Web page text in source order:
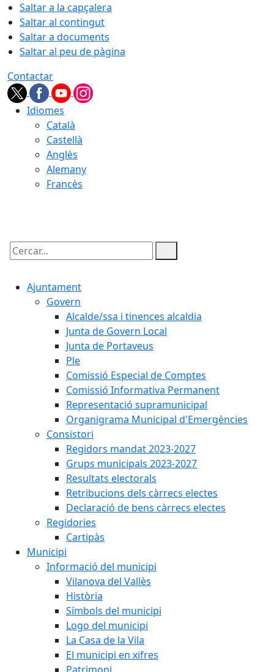
Saltar a la capçalera
Saltar al contingut
Saltar a documents
Saltar al peu de pàgina
Contactar
Idiomes
Català
Castellà
Anglès
Alemany
Francès
Cercar:
Ajuntament
Govern
Alcalde/ssa i tinences alcaldia
Junta de Govern Local
Junta de Portaveus
Ple
Comissió Especial de Comptes
Comissió Informativa Permanent
Representació supramunicipal
Organigrama Municipal d'Emergències
Consistori
Regidors mandat 2023-2027
Grups municipals 2023-2027
Resultats electorals
Retribucions dels càrrecs electes
Declaració de bens càrrecs electes
Regidories
Cartipàs
Municipi
Informació del municipi
Vilanova del Vallès
Història
Símbols del municipi
Logo del municipi
La Casa de la Vila
El municipi en xifres